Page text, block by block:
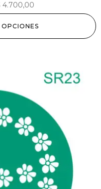
4.700,00